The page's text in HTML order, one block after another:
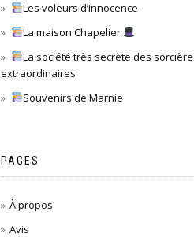
Les voleurs d’innocence
La maison Chapelier
La société très secrète des
extraordinaires
Souvenirs de Marnie
PAGES
À propos
Avis